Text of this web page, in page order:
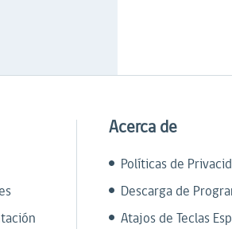
Acerca de
Políticas de
Descarga de
Atajos de Teclas